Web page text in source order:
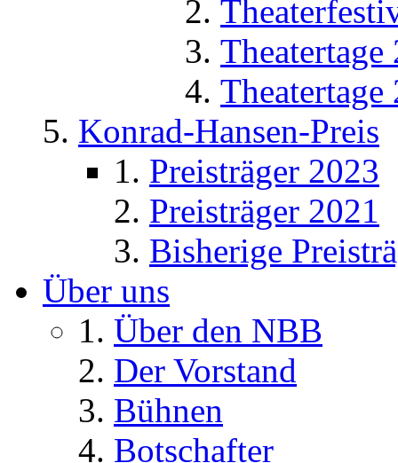
Theatertage
Theatertage
Konrad-Hansen-Preis
Preisträger 2023
Preisträger 2021
Bisherige
Über uns
Über den NBB
Der Vorstand
Bühnen
Botschafter